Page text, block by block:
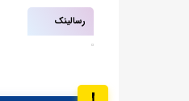
رسالینک